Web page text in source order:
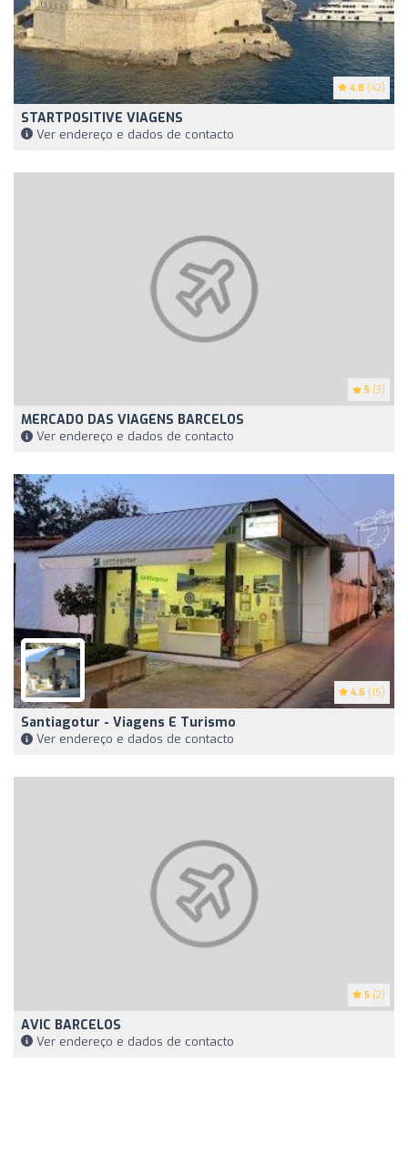
4.8 (42)
STARTPOSITIVE VIAGENS
Ver endereço e dados de contacto
5 (3)
MERCADO DAS VIAGENS BARCELOS
Ver endereço e dados de contacto
4.6 (15)
Santiagotur - Viagens E Turismo
Ver endereço e dados de contacto
5 (2)
AVIC BARCELOS
Ver endereço e dados de contacto